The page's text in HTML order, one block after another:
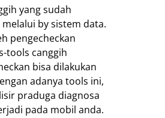
yang sudah
by sistem data.
pengecheckan
tools canggih
bisa dilakukan
adanya tools ini,
praduga diagnosa
pada mobil anda.